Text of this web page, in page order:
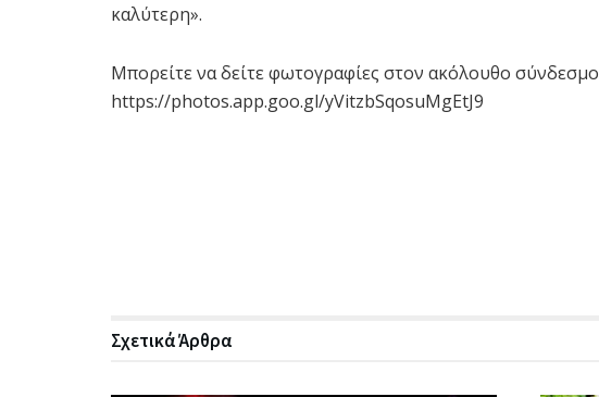
καλύτερη».
Μπορείτε να δείτε φωτογραφίες στον ακόλουθο σύνδεσμο
https://photos.app.goo.gl/yVitzbSqosuMgEtJ9
ΣχετικάΆρθρα